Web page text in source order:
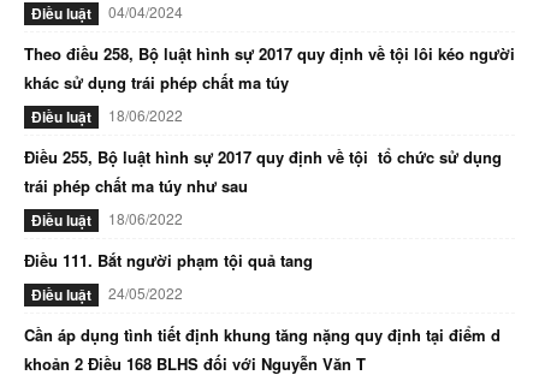
Điều luật 04/04/2024
Theo điều 258, Bộ luật hình sự 2017 quy định về tội lôi kéo người
khác sử dụng trái phép chất ma túy
Điều luật 18/06/2022
Điều 255, Bộ luật hình sự 2017 quy định về tội tổ chức sử dụng
trái phép chất ma túy như sau
Điều luật 18/06/2022
Điều 111. Bắt người phạm tội quả tang
Điều luật 24/05/2022
Cần áp dụng tình tiết định khung tăng nặng quy định tại điểm d
khoản 2 Điều 168 BLHS đối với Nguyễn Văn T